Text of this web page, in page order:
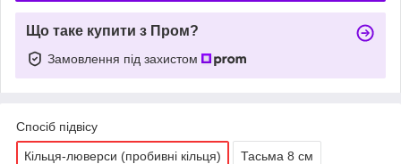
Що таке купити з Пром?
Замовлення під захистом
Спосіб підвісу
Кільця-люверси (пробивні кільця) Тасьма 8 см